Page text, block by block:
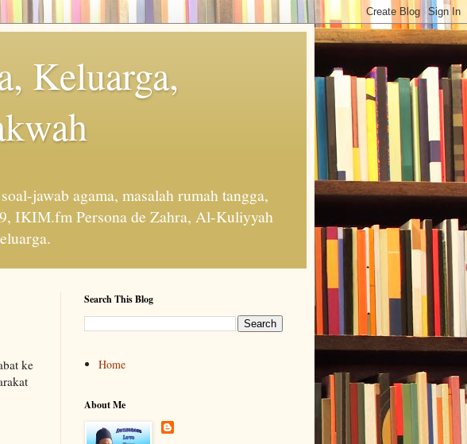
Keluarga,
jawab agama, masalah rumah tangga,
IKIM.fm Persona de Zahra, Al-Kuliyyah
ke
Search This Blog
Home
About Me